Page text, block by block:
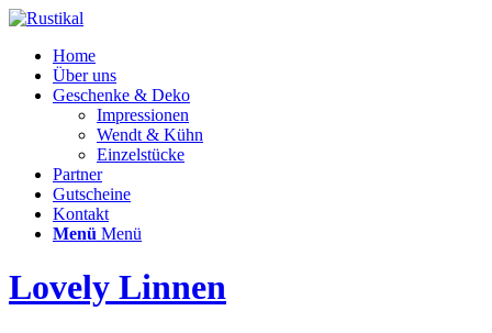
Home
Über uns
Geschenke & Deko
Impressionen
Wendt & Kühn
Einzelstücke
Partner
Gutscheine
Kontakt
Menü Menü
Lovely Linnen